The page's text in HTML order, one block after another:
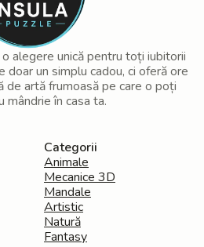
alegere unică pentru toți iubitorii
doar un simplu cadou, ci oferă ore
de artă frumoasă pe care o poți
mândrie în casa ta.
Categorii
Animale
Mecanice 3D
Mandale
Artistic
Natură
Fantasy